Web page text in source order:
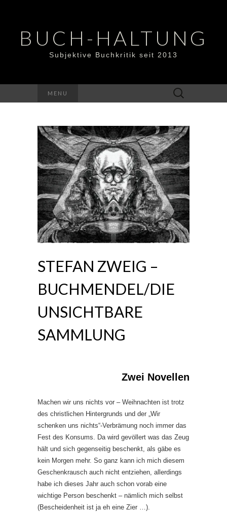
BUCH-HALTUNG
Subjektive Buchkritik seit 2013
MENU
Suchen
nach:
STEFAN ZWEIG –
BUCHMENDEL/DIE
UNSICHTBARE
SAMMLUNG
Zwei Novellen
Machen wir uns nichts vor – Weihnachten ist trotz
des christlichen Hintergrunds und der „Wir
schenken uns nichts“-Verbrämung noch immer das
Fest des Konsums. Da wird gevöllert was das Zeug
hält und sich gegenseitig beschenkt, als gäbe es
kein Morgen mehr. So ganz kann ich mich diesem
Geschenkrausch auch nicht entziehen, allerdings
habe ich dieses Jahr auch schon vorab eine
wichtige Person beschenkt – nämlich mich selbst
(Bescheidenheit ist ja eh eine Zier …).